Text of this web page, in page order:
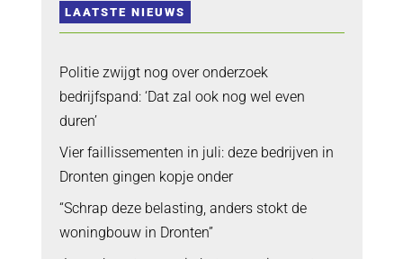
LAATSTE NIEUWS
Politie zwijgt nog over onderzoek
bedrijfspand: ‘Dat zal ook nog wel even
duren’
Vier faillissementen in juli: deze bedrijven in
Dronten gingen kopje onder
“Schrap deze belasting, anders stokt de
woningbouw in Dronten”